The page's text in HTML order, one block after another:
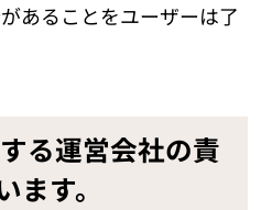
あることをユーザーは了
る運営会社の責
す。